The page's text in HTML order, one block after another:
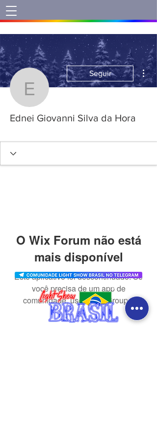
Ednei Giovanni
Seguir
Ednei Giovanni Silva da Hora
O Wix Forum não está
mais disponível
Este aplicativo foi descontinuado. Se
você precisa de um app de
comunidade, use o Wix Groups.